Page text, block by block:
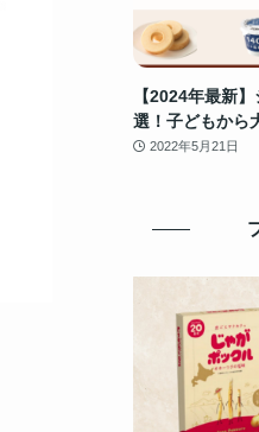
【2024年最新
選！子どもから
2022年5月21日